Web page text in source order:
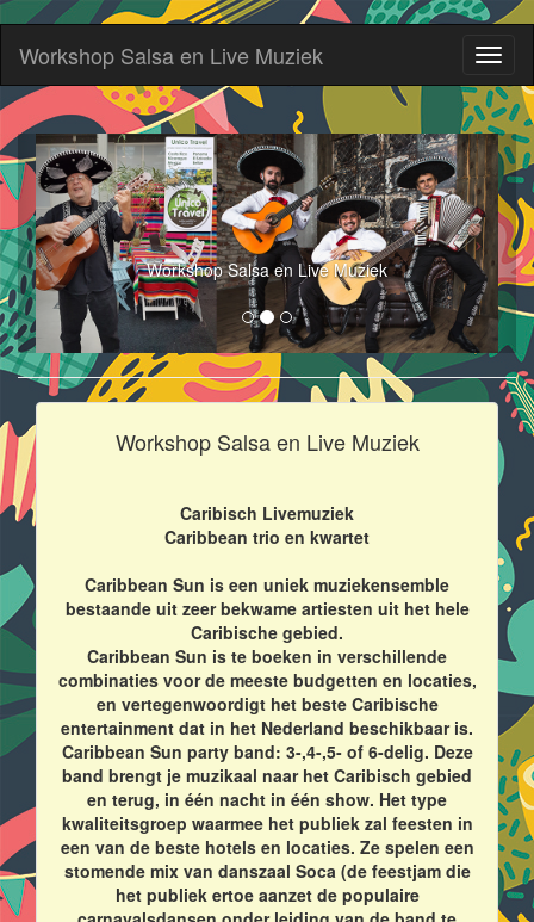
Workshop Salsa en Live Muziek
Workshop Salsa en Live Muziek
Workshop Salsa en Live Muziek
Caribisch Livemuziek
Caribbean trio en kwartet
Caribbean Sun is een uniek muziekensemble
bestaande uit zeer bekwame artiesten uit het hele
Caribische gebied.
Caribbean Sun is te boeken in verschillende
combinaties voor de meeste budgetten en locaties,
en vertegenwoordigt het beste Caribische
entertainment dat in het Nederland beschikbaar is.
Caribbean Sun party band: 3-,4-,5- of 6-delig. Deze
band brengt je muzikaal naar het Caribisch gebied
en terug, in één nacht in één show. Het type
kwaliteitsgroep waarmee het publiek zal feesten in
een van de beste hotels en locaties. Ze spelen een
stomende mix van danszaal Soca (de feestjam die
het publiek ertoe aanzet de populaire